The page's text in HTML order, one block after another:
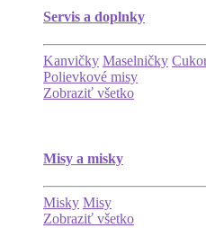
Servis a doplnky
Kanvičky Maselničky
Polievkové misy
Zobraziť všetko
Misy a misky
Misky Misy
Zobraziť všetko